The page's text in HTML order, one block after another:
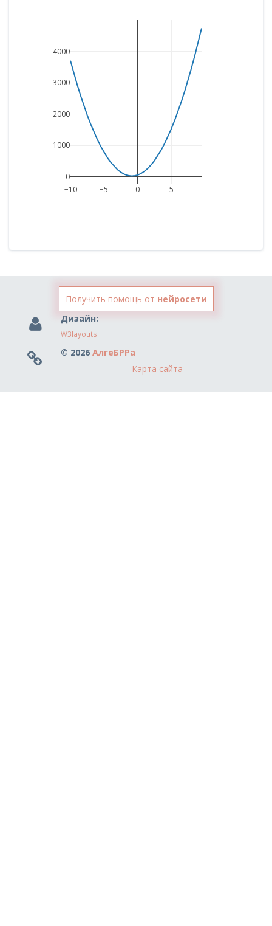
−10 −5 0 5
0
1000
2000
3000
4000
Получить помощь от нейросети
Дизайн:
W3layouts
© 2026 АлгеБРРа
Карта сайта